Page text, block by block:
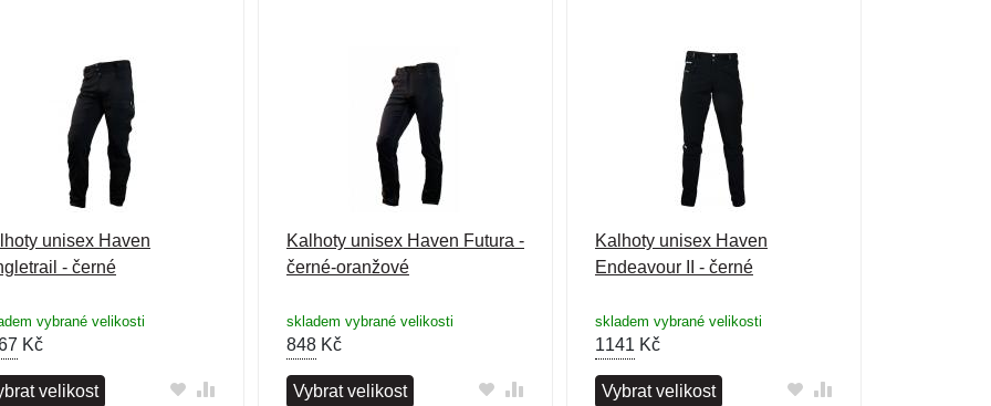
unisex Haven
- černé
vybrané velikosti
Kč
velikost
Kalhoty unisex Haven Futura -
černé-oranžové
skladem vybrané velikosti
848Kč
Vybrat velikost
Kalhoty unisex Haven
Endeavour II - černé
skladem vybrané velikosti
1141 Kč
Vybrat velikost